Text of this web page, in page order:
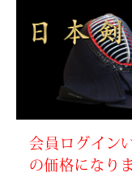
会員ログイン
の価格になり